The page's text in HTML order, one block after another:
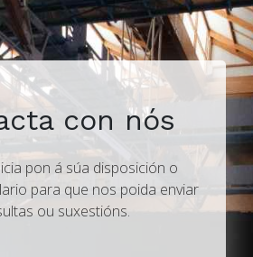
con nós
pon á súa disposición o
para que nos poida enviar
ou suxestións.